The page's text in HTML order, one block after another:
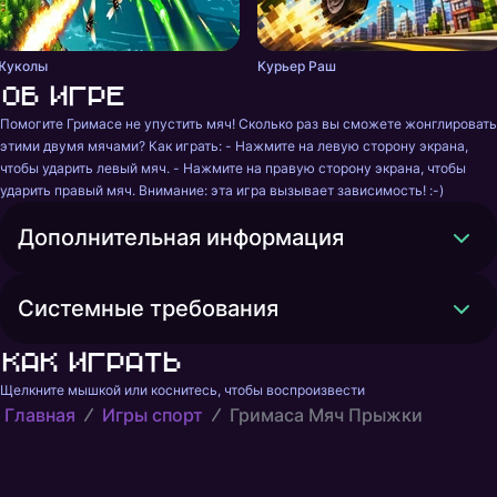
Курьер Раш
Об игре
Помогите Гримасе не упустить мяч! Сколько раз вы сможете жонглировать
этими двумя мячами? Как играть: - Нажмите на левую сторону экрана,
чтобы ударить левый мяч. - Нажмите на правую сторону экрана, чтобы
ударить правый мяч. Внимание: эта игра вызывает зависимость! :-)
Дополнительная информация
Системные требования
Как играть
Щелкните мышкой или коснитесь, чтобы воспроизвести
Главная Игры спорт Гримаса Мяч Прыжки